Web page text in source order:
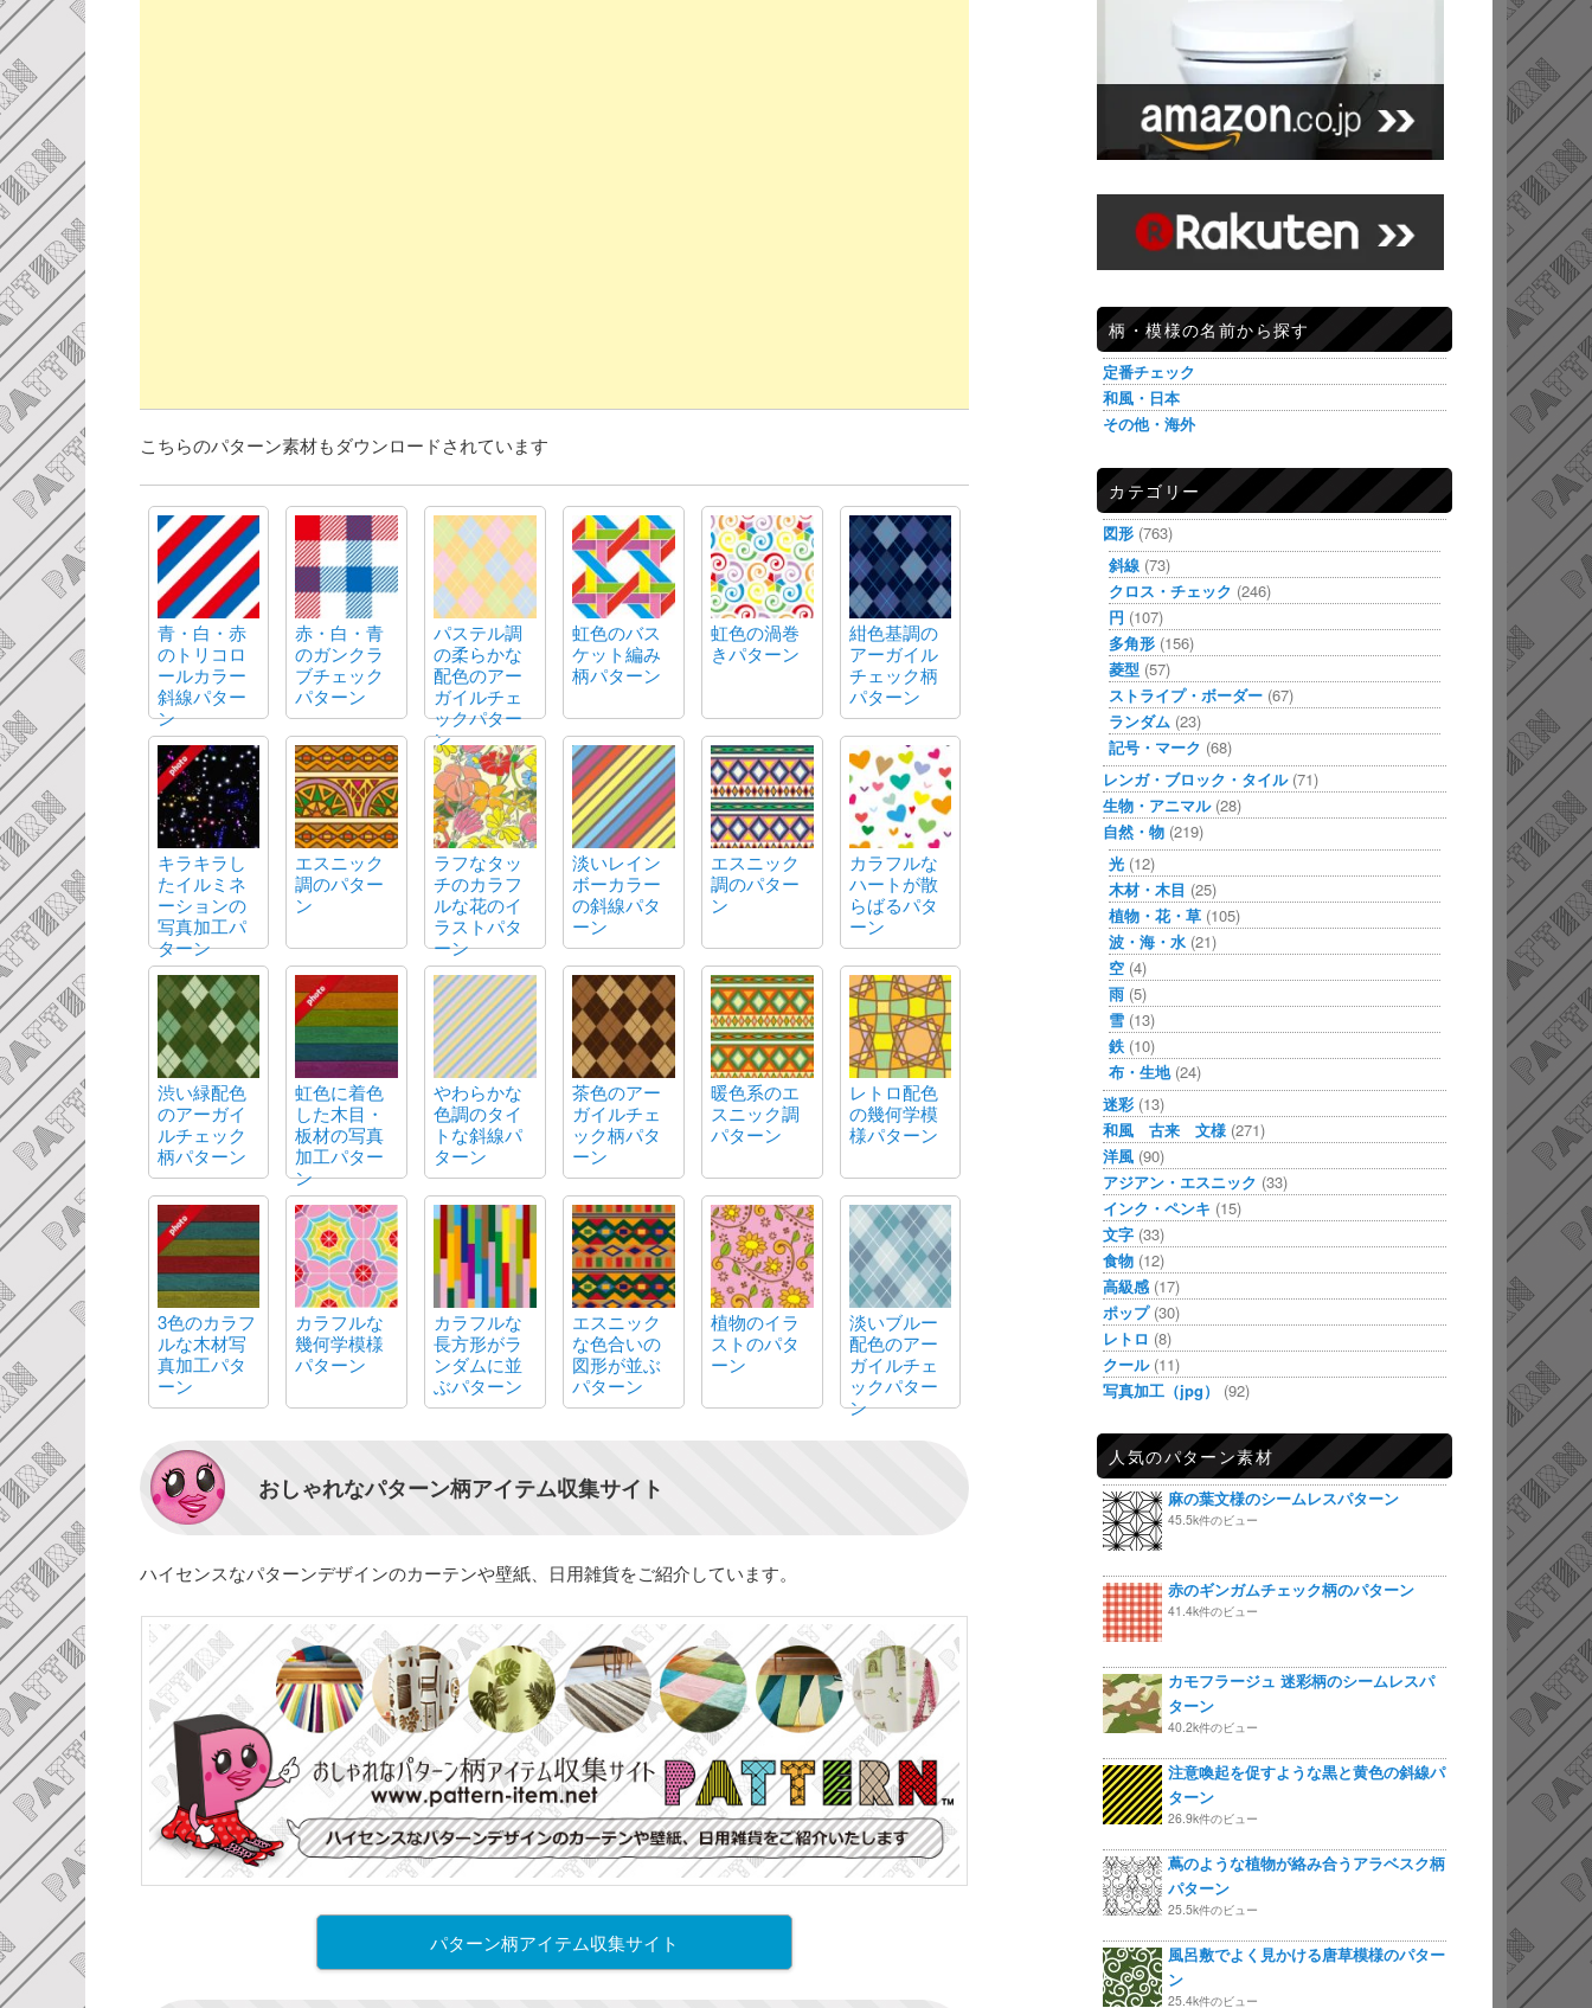
こちらのパターン素材もダウンロードされています
青・白・赤
のトリコロ
ールカラー
斜線パター
ン
赤・白・青
のガンクラ
ブチェック
パターン
パステル調
の柔らかな
配色のアー
ガイルチェ
ックパター
ン
虹色のバス
ケット編み
柄パターン
虹色の渦巻
きパターン
紺色基調の
アーガイル
チェック柄
パターン
キラキラし
たイルミネ
ーションの
写真加工パ
ターン
エスニック
調のパター
ン
ラフなタッ
チのカラフ
ルな花のイ
ラストパタ
ーン
淡いレイン
ボーカラー
の斜線パタ
ーン
エスニック
調のパター
ン
カラフルな
ハートが散
らばるパタ
ーン
渋い緑配色
のアーガイ
ルチェック
柄パターン
虹色に着色
した木目・
板材の写真
加工パター
ン
やわらかな
色調のタイ
トな斜線パ
ターン
茶色のアー
ガイルチェ
ック柄パタ
ーン
暖色系のエ
スニック調
パターン
レトロ配色
の幾何学模
様パターン
3色のカラフ
ルな木材写
真加工パタ
ーン
カラフルな
幾何学模様
パターン
カラフルな
長方形がラ
ンダムに並
ぶパターン
エスニック
な色合いの
図形が並ぶ
パターン
植物のイラ
ストのパタ
ーン
淡いブルー
配色のアー
ガイルチェ
ックパター
ン
おしゃれなパターン柄アイテム収集サイト
ハイセンスなパターンデザインのカーテンや壁紙、日用雑貨をご紹介しています。
パターン柄アイテム収集サイト
柄・模様の名前から探す
定番チェック
和風・日本
その他・海外
カテゴリー
図形 (763)
斜線 (73)
クロス・チェック (246)
円 (107)
多角形 (156)
菱型 (57)
ストライプ・ボーダー (67)
ランダム (23)
記号・マーク (68)
レンガ・ブロック・タイル(71)
生物・アニマル(28)
自然・物 (219)
光 (12)
木材・木目 (25)
植物・花・草 (105)
波・海・水 (21)
空 (4)
雨 (5)
雪 (13)
鉄 (10)
布・生地(24)
迷彩 (13)
和風 古来 文様 (271)
洋風 (90)
アジアン・エスニック (33)
インク・ペンキ (15)
文字 (33)
食物 (12)
高級感 (17)
ポップ(30)
レトロ (8)
クール(11)
写真加工（jpg）
(92)
人気のパターン素材
麻の葉文様のシームレスパターン
45.5k件のビュー
赤のギンガムチェック柄のパターン
41.4k件のビュー
カモフラージュ 迷彩柄のシームレスパ
ターン
40.2k件のビュー
注意喚起を促すような黒と黄色の斜線パ
ターン
26.9k件のビュー
蔦のような植物が絡み合うアラベスク柄
パターン
25.5k件のビュー
風呂敷でよく見かける唐草模様のパター
ン
25.4k件のビュー